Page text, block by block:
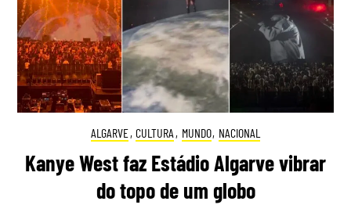
ALGARVE, CULTURA , MUNDO, NACIONAL
Kanye West faz Estádio Algarve vibrar
do topo de um globo